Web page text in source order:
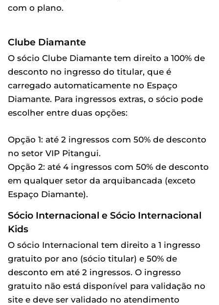
com o plano.
Clube Diamante
O sócio Clube Diamante tem direito a 100% de
desconto no ingresso do titular, que é
carregado automaticamente no Espaço
Diamante. Para ingressos extras, o sócio pode
escolher entre duas opções:
Opção 1: até 2 ingressos com 50% de desconto
no setor VIP Pitangui.
Opção 2: até 4 ingressos com 50% de desconto
em qualquer setor da arquibancada (exceto
Espaço Diamante).
Sócio Internacional e Sócio Internacional
Kids
O sócio Internacional tem direito a 1 ingresso
gratuito por ano (sócio titular) e 50% de
desconto em até 2 ingressos. O ingresso
gratuito não está disponível para validação no
site e deve ser validado no atendimento